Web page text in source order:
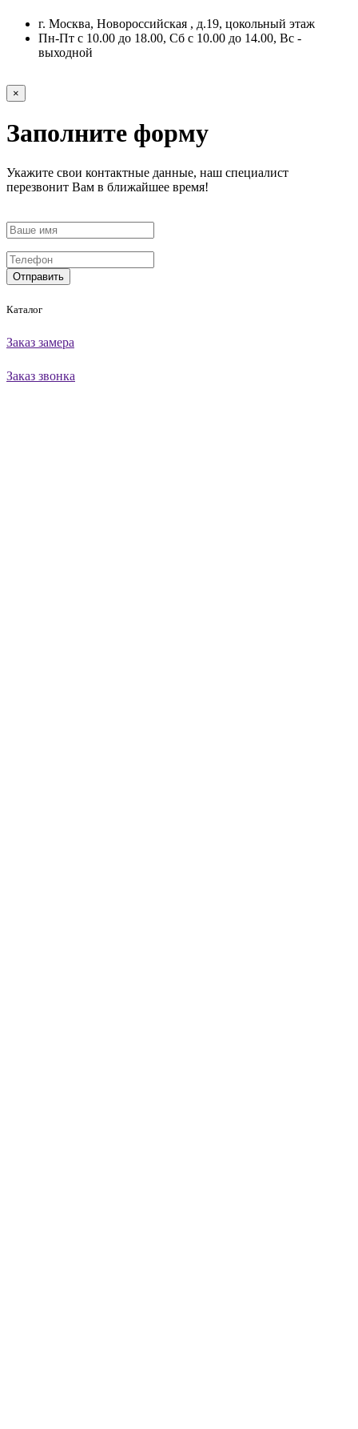
г. Москва, Новороссийская , д.19, цокольный этаж
Пн-Пт с 10.00 до 18.00, Сб с 10.00 до 14.00, Вс -
выходной
×
Заполните форму
Укажите свои контактные данные, наш специалист
перезвонит Вам в ближайшее время!
Отправить
Каталог
Заказ замера
Заказ звонка